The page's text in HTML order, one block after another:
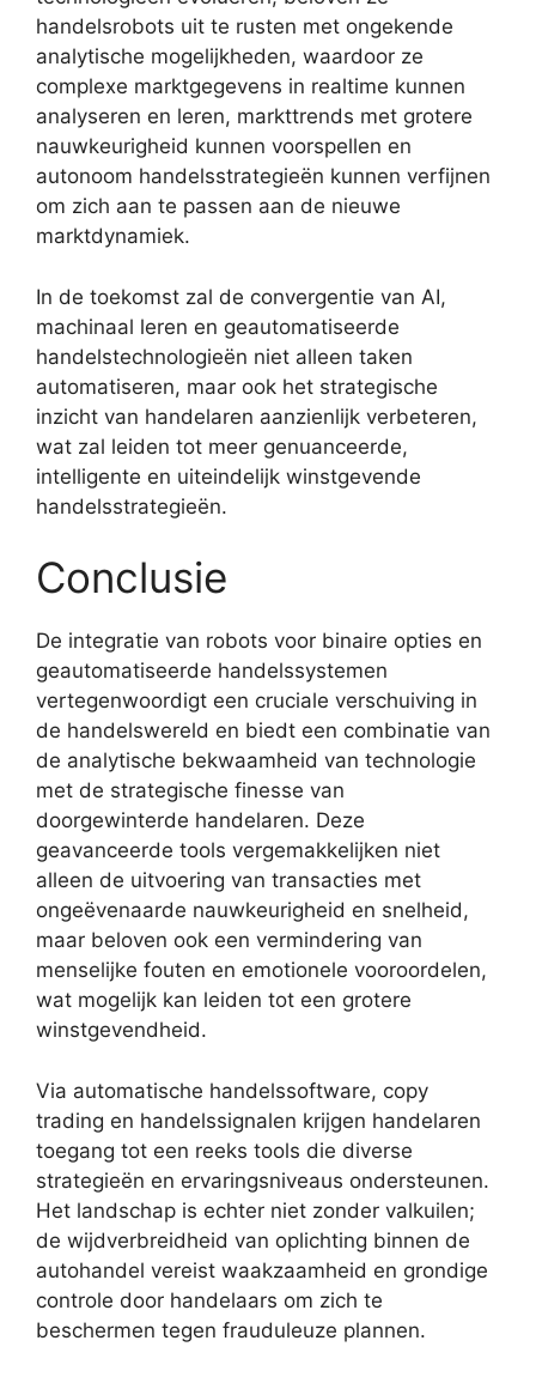
handelsrobots uit te rusten met ongekende
analytische mogelijkheden, waardoor ze
complexe marktgegevens in realtime kunnen
analyseren en leren, markttrends met grotere
nauwkeurigheid kunnen voorspellen en
autonoom handelsstrategieën kunnen verfijnen
om zich aan te passen aan de nieuwe
marktdynamiek.
In de toekomst zal de convergentie van AI,
machinaal leren en geautomatiseerde
handelstechnologieën niet alleen taken
automatiseren, maar ook het strategische
inzicht van handelaren aanzienlijk verbeteren,
wat zal leiden tot meer genuanceerde,
intelligente en uiteindelijk winstgevende
handelsstrategieën.
Conclusie
De integratie van robots voor binaire opties en
geautomatiseerde handelssystemen
vertegenwoordigt een cruciale verschuiving in
de handelswereld en biedt een combinatie van
de analytische bekwaamheid van technologie
met de strategische finesse van
doorgewinterde handelaren. Deze
geavanceerde tools vergemakkelijken niet
alleen de uitvoering van transacties met
ongeëvenaarde nauwkeurigheid en snelheid,
maar beloven ook een vermindering van
menselijke fouten en emotionele vooroordelen,
wat mogelijk kan leiden tot een grotere
winstgevendheid.
Via automatische handelssoftware, copy
trading en handelssignalen krijgen handelaren
toegang tot een reeks tools die diverse
strategieën en ervaringsniveaus ondersteunen.
Het landschap is echter niet zonder valkuilen;
de wijdverbreidheid van oplichting binnen de
autohandel vereist waakzaamheid en grondige
controle door handelaars om zich te
beschermen tegen frauduleuze plannen.